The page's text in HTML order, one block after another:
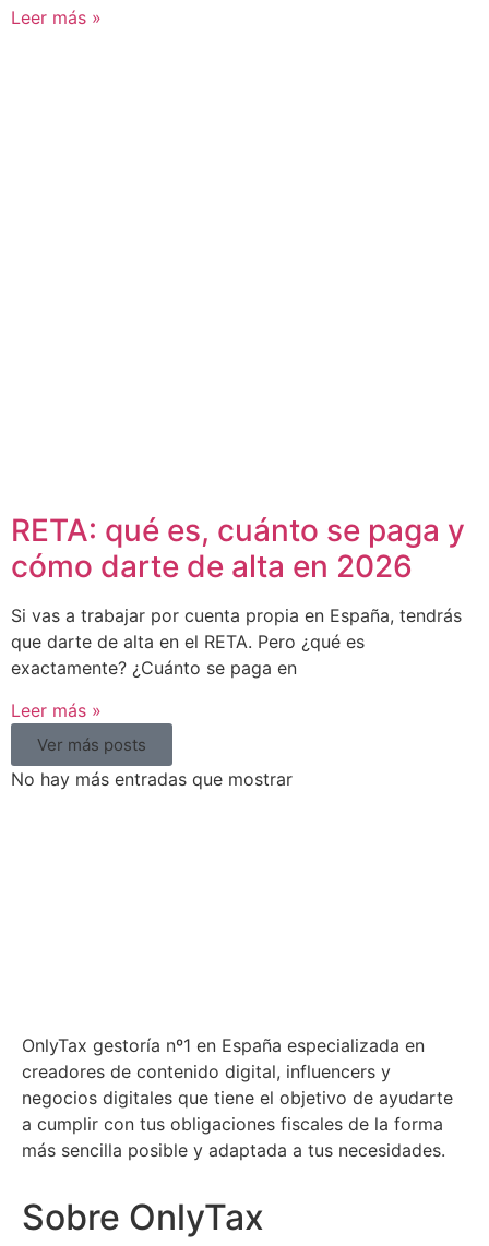
Leer más »
RETA: qué es, cuánto se paga y
cómo darte de alta en 2026
Si vas a trabajar por cuenta propia en España, tendrás
que darte de alta en el RETA. Pero ¿qué es
exactamente? ¿Cuánto se paga en
Leer más »
Ver más posts
No hay más entradas que mostrar
OnlyTax gestoría nº1 en España especializada en
creadores de contenido digital, influencers y
negocios digitales que tiene el objetivo de ayudarte
a cumplir con tus obligaciones fiscales de la forma
más sencilla posible y adaptada a tus necesidades.
Sobre OnlyTax